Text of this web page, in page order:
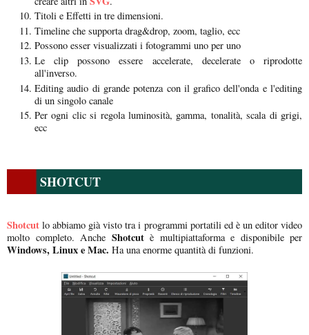
Titoli e Effetti in tre dimensioni.
Timeline che supporta drag&drop, zoom, taglio, ecc
Possono esser visualizzati i fotogrammi uno per uno
Le clip possono essere accelerate, decelerate o riprodotte
all'inverso.
Editing audio di grande potenza con il grafico dell'onda e l'editing
di un singolo canale
Per ogni clic si regola luminosità, gamma, tonalità, scala di grigi,
ecc
SHOTCUT
Shotcut lo abbiamo già visto tra i programmi portatili ed è un editor video
molto completo. Anche Shotcutè multipiattaforma e disponibile per
Windows, Linux e Mac. Ha una enorme quantità di funzioni.